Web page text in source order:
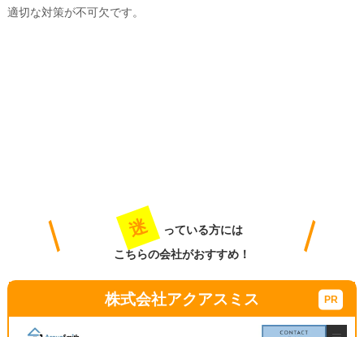
適切な対策が不可欠です。
迷
っている方には
こちらの会社がおすすめ！
株式会社アクアスミス